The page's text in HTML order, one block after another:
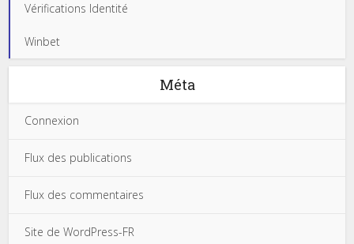
Vérifications Identité
Winbet
Méta
Connexion
Flux des publications
Flux des commentaires
Site de WordPress-FR